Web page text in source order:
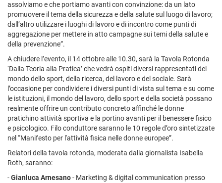
assolviamo e che portiamo avanti con convinzione: da un lato
promuovere il tema della sicurezza e della salute sul luogo di lavoro;
dall’altro utilizzare i luoghi di lavoro e di incontro come punti di
aggregazione per mettere in atto campagne sui temi della salute e
della prevenzione”.
A chiudere l’evento, il 14 ottobre alle 10.30, sarà la Tavola Rotonda
‘Dalla Teoria alla Pratica’ che vedrà ospiti diversi rappresentati del
mondo dello sport, della ricerca, del lavoro e del sociale. Sarà
l’occasione per condividere i diversi punti di vista sul tema e su come
le istituzioni, il mondo del lavoro, dello sport e della società possano
realmente offrire un contributo concreto affinché le donne
pratichino attività sportiva e la portino avanti per il benessere fisico
e psicologico. Filo conduttore saranno le 10 regole d’oro sintetizzate
nel “Manifesto per l'attività fisica nelle donne europee”.
Relatori della tavola rotonda, moderata dalla giornalista Isabella
Roth, saranno:
-Gianluca Arnesano- Marketing & digital communication presso